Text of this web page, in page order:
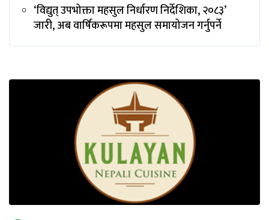
‘विद्युत् उपभोक्ता महसुल निर्धारण निर्देशिका, २०८३’
जारी, अब वार्षिकरूपमा महसुल समायोजन गर्नुपर्ने